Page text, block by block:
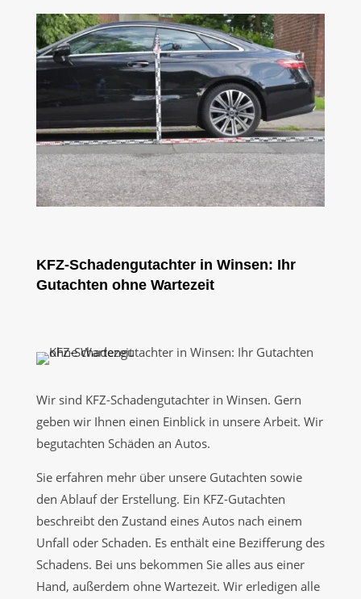
KFZ-Schadengutachter in Winsen: Ihr
Gutachten ohne Wartezeit
Wir sind KFZ-Schadengutachter in Winsen. Gern
geben wir Ihnen einen Einblick in unsere Arbeit. Wir
begutachten Schäden an Autos.
Sie erfahren mehr über unsere Gutachten sowie
den Ablauf der Erstellung. Ein KFZ-Gutachten
beschreibt den Zustand eines Autos nach einem
Unfall oder Schaden. Es enthält eine Bezifferung des
Schadens. Bei uns bekommen Sie alles aus einer
Hand, außerdem ohne Wartezeit. Wir erledigen alle